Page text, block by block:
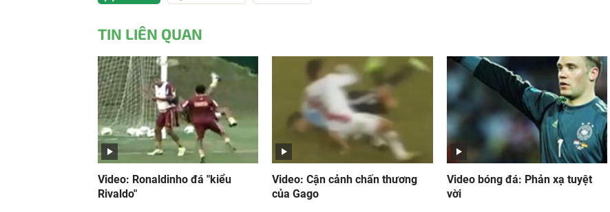
TIN LIÊN QUAN
Video: Ronaldinho đá "kiểu
Rivaldo"
Video: Cận cảnh chấn thương
của Gago
Video bóng đá: Phản xạ tuyệt
vời